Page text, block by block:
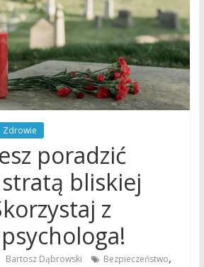
Zdrowie
poradzić
bliskiej
z
Bartosz Dąbrowski Bezpieczeństwo,